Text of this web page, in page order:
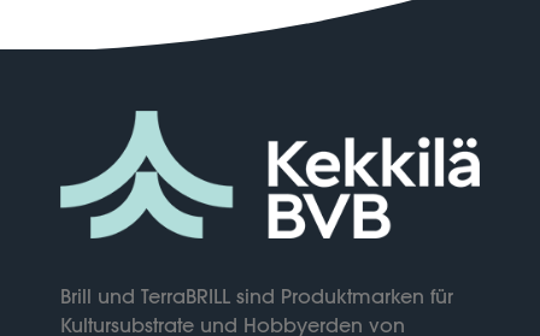
Brill und TerraBRILL sind Produktmarken für
Kultursubstrate und Hobbyerden von